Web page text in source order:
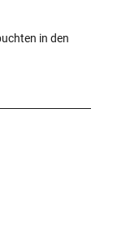
in den